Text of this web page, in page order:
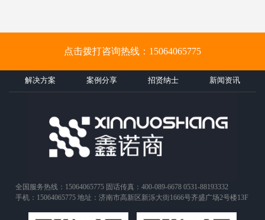
点击拨打咨询热线：15064065775
解决方案 案例分享 招贤纳士 新闻资讯
全国服务热线：15064065775 固话传真：400-089-6678 0531-88193332
手机：15064065775 地址：济南市高新区新泺大街1666号齐盛广场2号楼13F